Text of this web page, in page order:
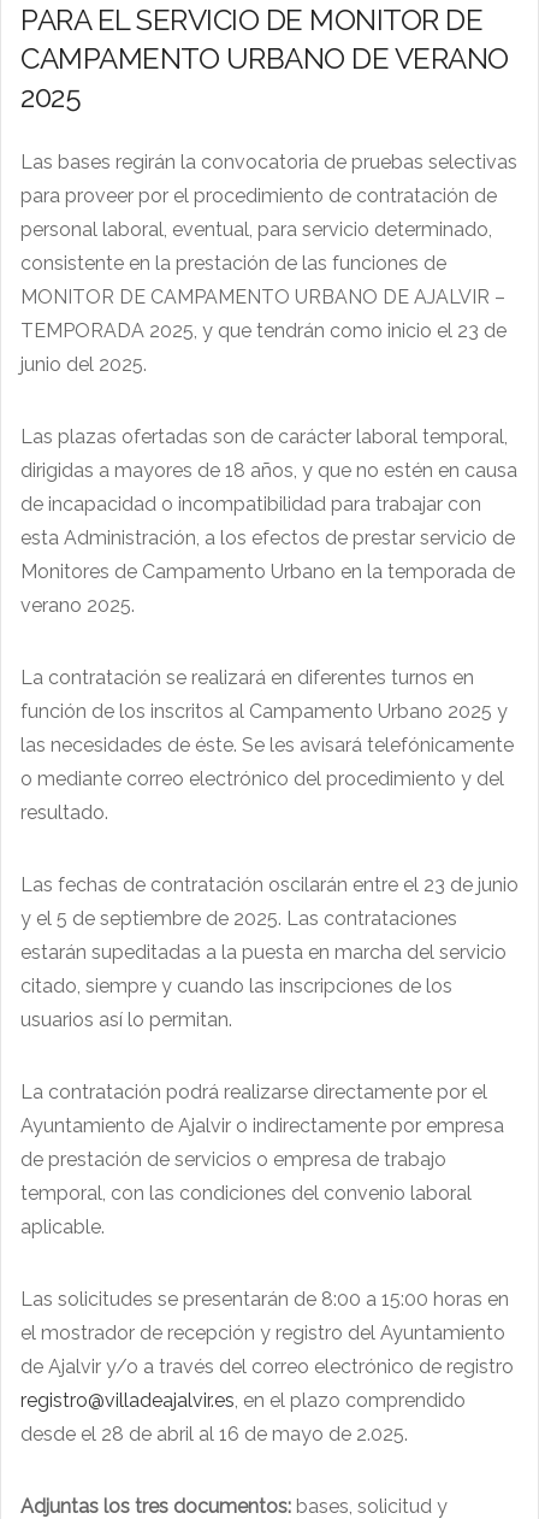
PARA EL SERVICIO DE MONITOR DE
CAMPAMENTO URBANO DE VERANO
2025
Las bases regirán la convocatoria de pruebas selectivas
para proveer por el procedimiento de contratación de
personal laboral, eventual, para servicio determinado,
consistente en la prestación de las funciones de
MONITOR DE CAMPAMENTO URBANO DE AJALVIR –
TEMPORADA 2025, y que tendrán como inicio el 23 de
junio del 2025.
Las plazas ofertadas son de carácter laboral temporal,
dirigidas a mayores de 18 años, y que no estén en causa
de incapacidad o incompatibilidad para trabajar con
esta Administración, a los efectos de prestar servicio de
Monitores de Campamento Urbano en la temporada de
verano 2025.
La contratación se realizará en diferentes turnos en
función de los inscritos al Campamento Urbano 2025 y
las necesidades de éste. Se les avisará telefónicamente
o mediante correo electrónico del procedimiento y del
resultado.
Las fechas de contratación oscilarán entre el 23 de junio
y el 5 de septiembre de 2025. Las contrataciones
estarán supeditadas a la puesta en marcha del servicio
citado, siempre y cuando las inscripciones de los
usuarios así lo permitan.
La contratación podrá realizarse directamente por el
Ayuntamiento de Ajalvir o indirectamente por empresa
de prestación de servicios o empresa de trabajo
temporal, con las condiciones del convenio laboral
aplicable.
Las solicitudes se presentarán de 8:00 a 15:00 horas en
el mostrador de recepción y registro del Ayuntamiento
de Ajalvir y/o a través del correo electrónico de registro
registro@villadeajalvir.es , en el plazo comprendido
desde el 28 de abril al 16 de mayo de 2.025.
Adjuntas los tres documentos: bases, solicitud y